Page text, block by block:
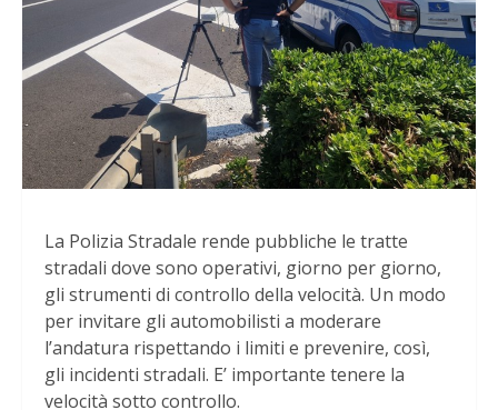
La Polizia Stradale rende pubbliche le tratte
stradali dove sono operativi, giorno per giorno,
gli strumenti di controllo della velocità. Un modo
per invitare gli automobilisti a moderare
l’andatura rispettando i limiti e prevenire, così,
gli incidenti stradali. E’ importante tenere la
velocità sotto controllo.